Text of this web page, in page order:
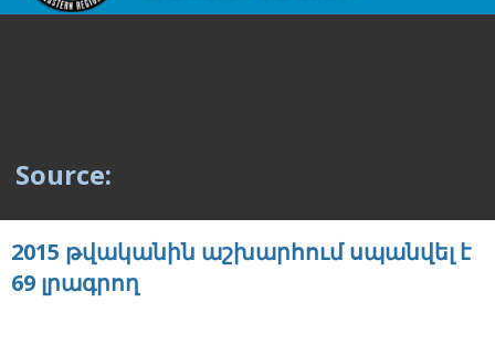
Source:
2015 թվականին աշխարհում սպանվել է
69 լրագրող